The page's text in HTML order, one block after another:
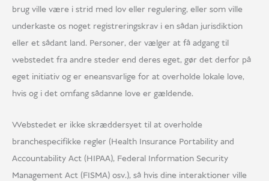
brug ville være i strid med lov eller regulering, eller som ville
underkaste os noget registreringskrav i en sådan jurisdiktion
eller et sådant land. Personer, der vælger at få adgang til
webstedet fra andre steder end deres eget, gør det derfor på
eget initiativ og er eneansvarlige for at overholde lokale love,
hvis og i det omfang sådanne love er gældende.
Webstedet er ikke skræddersyet til at overholde
branchespecifikke regler (Health Insurance Portability and
Accountability Act (HIPAA), Federal Information Security
Management Act (FISMA) osv.), så hvis dine interaktioner ville